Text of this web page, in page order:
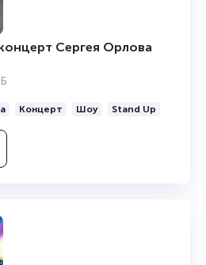
Сергея Орлова
Концерт Шоу Stand Up